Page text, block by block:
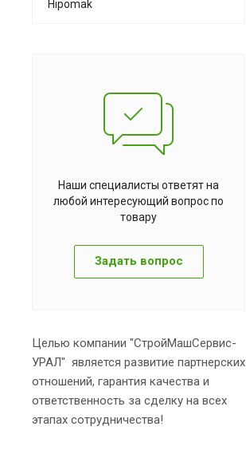
Hipomak
Наши специалисты ответят на
любой интересующий вопрос по
товару
Задать вопрос
Целью компании "СтройМашСервис-
УРАЛ" является развитие партнерских
отношений, гарантия качества и
ответственность за сделку на всех
этапах сотрудничества!